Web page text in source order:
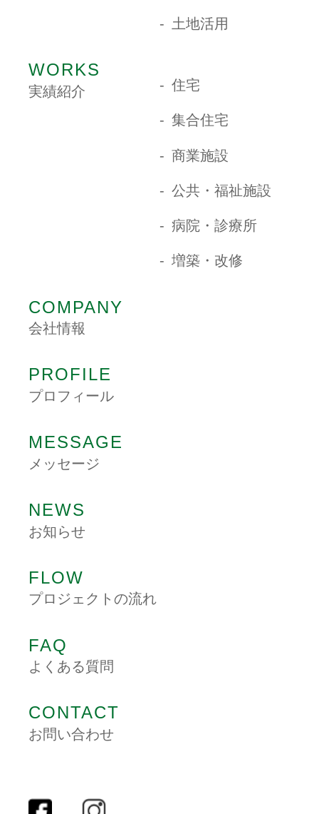
土地活用
WORKS
実績紹介 住宅
集合住宅
商業施設
公共・福祉施設
病院・診療所
増築・改修
COMPANY
会社情報
PROFILE
プロフィール
MESSAGE
メッセージ
NEWS
お知らせ
FLOW
プロジェクトの流れ
FAQ
よくある質問
CONTACT
お問い合わせ